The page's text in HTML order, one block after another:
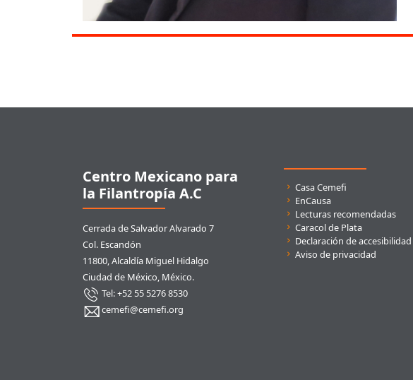
Centro Mexicano para
la Filantropía A.C
Cerrada de Salvador Alvarado 7
Col. Escandón
11800, Alcaldía Miguel Hidalgo
Ciudad de México, México.
Tel: +52 55 5276 8530
cemefi@cemefi.org
Enlaces rápidos
Casa Cemefi
EnCausa
Lecturas recomendadas
Caracol de Plata
Declaración de accesibilidad
Aviso de privacidad